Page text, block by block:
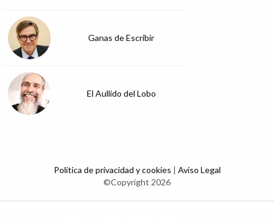
Ganas de Escribir
El Aullido del Lobo
Política de privacidad y cookies | Aviso Legal
©Copyright 2026